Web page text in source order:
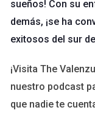
que los agentes
necesarias para
actual.
"El verdadero
inversión que
sueños! Con su
demás, ¡se ha
exitosos del sur
¡Visita The
nuestro podcast
que nadie te